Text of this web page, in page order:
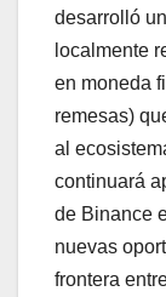
desarrolló
localmente
en moneda
remesas)
al
continuará
de Binance
nuevas
frontera